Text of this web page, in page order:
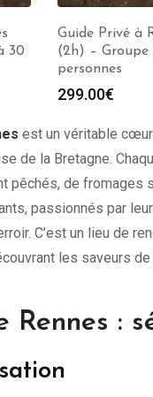
30
Guide Privé à
(2h) – Groupe
personnes
299.00€
est un véritable
de la Bretagne.
pêchés, de fromages
passionnés par
C’est un lieu de
les saveurs de
Rennes :